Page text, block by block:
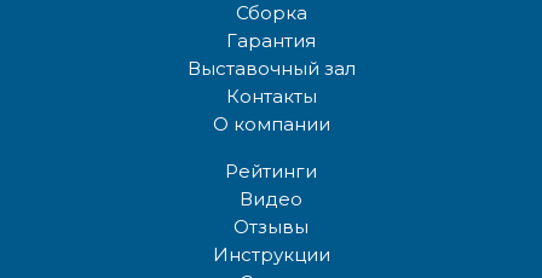
Сборка
Гарантия
Выставочный зал
Контакты
О компании
Рейтинги
Видео
Отзывы
Инструкции